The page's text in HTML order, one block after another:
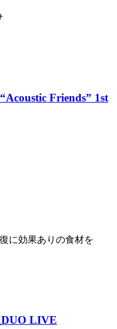
Friends” 1st
に効果ありの食材を
DUO LIVE